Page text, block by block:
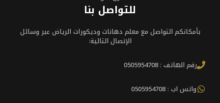
للتواصل بنا
بأمكانكم التواصل مع معلم دهانات وديكورات الرياض عبر وسائل
الإتصال التالية:
رقم الهاتف : 0505954708
واتس اب : 0505954708